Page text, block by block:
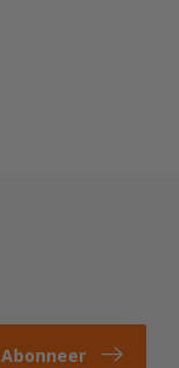
Abonneer